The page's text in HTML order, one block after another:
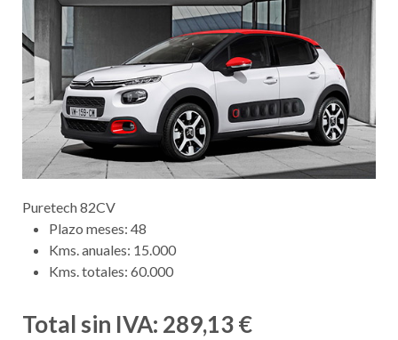
Puretech 82CV
Plazo meses: 48
Kms. anuales: 15.000
Kms. totales: 60.000
Total sin IVA: 289,13 €